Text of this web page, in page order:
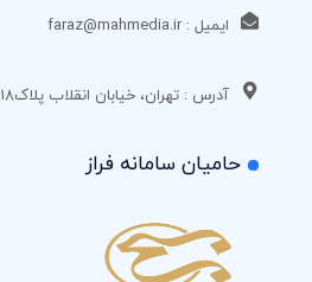
ایمیل : faraz@mahmedia.ir
آدرس : تهران، خیابان انقلاب پلاک1118
حامیان سامانه فراز